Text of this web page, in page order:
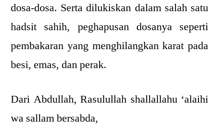
dosa-dosa. Serta dilukiskan dalam salah satu
hadsit sahih, peghapusan dosanya seperti
pembakaran yang menghilangkan karat pada
besi, emas, dan perak.
Dari Abdullah, Rasulullah shallallahu ‘alaihi
wa sallam bersabda,